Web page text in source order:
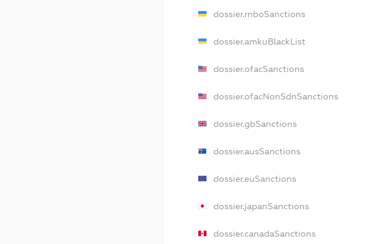
dossier.rnboSanctions
dossier.amkuBlackList
dossier.ofacSanctions
dossier.ofacNonSdnSanctions
dossier.gbSanctions
dossier.ausSanctions
dossier.euSanctions
dossier.japanSanctions
dossier.canadaSanctions